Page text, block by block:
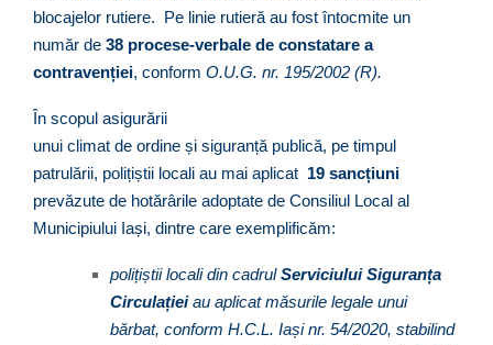
blocajelor rutiere. Pe linie rutieră au fost întocmite un
număr de 38 procese-verbale de constatare a
contravenției, conform O.U.G. nr. 195/2002 (R).
În scopul asigurării
unui climat de ordine și siguranță publică, pe timpul
patrulării, polițiștii locali au mai aplicat 19 sancțiuni
prevăzute de hotărârile adoptate de Consiliul Local al
Municipiului Iași, dintre care exemplificăm:
polițiștii locali din cadrulServiciului Siguranța
Circulațieiau aplicat măsurile legale unui
bărbat, conform H.C.L. Iași nr. 54/2020, stabilind